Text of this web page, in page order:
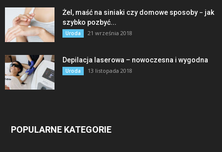
Żel, maść na siniaki czy domowe sposoby − jak
szybko pozbyć...
Uroda 21 września 2018
Depilacja laserowa – nowoczesna i wygodna
Uroda 13 listopada 2018
POPULARNE KATEGORIE